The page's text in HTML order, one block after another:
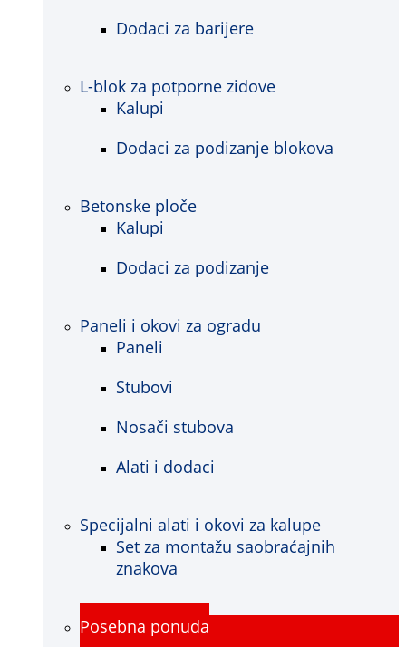
Dodaci za barijere
L-blok za potporne zidove
Kalupi
Dodaci za podizanje blokova
Betonske ploče
Kalupi
Dodaci za podizanje
Paneli i okovi za ogradu
Paneli
Stubovi
Nosači stubova
Alati i dodaci
Specijalni alati i okovi za kalupe
Set za montažu saobraćajnih
znakova
Posebna ponuda